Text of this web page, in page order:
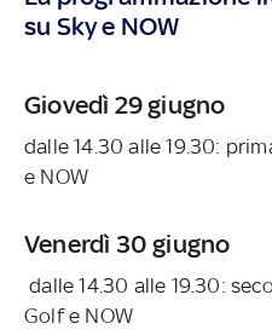
su Sky e NOW
Giovedì 29 giugno
dalle 14.30 alle 19.30:
e NOW
Venerdì 30 giugno
dalle 14.30 alle 19.30:
Golf e NOW